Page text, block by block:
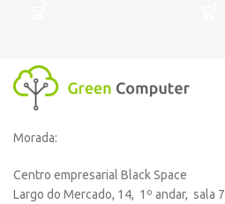
Morada:
Centro empresarial Black Space
Largo do Mercado, 14, 1º andar, sala 7